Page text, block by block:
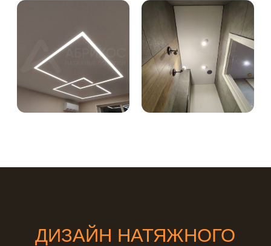
двухуровневые или многоуровневые
потолки. Такие конструкции выглядят
фактурно и объемно. Они
кардинально меняют облик
помещения, придавая ему
современный дизайн. Инновацией в
сфере выступают резные потолки,
которые представляют собой
комбинацию из цельного полотна с
фигурными отверстиями. Такие